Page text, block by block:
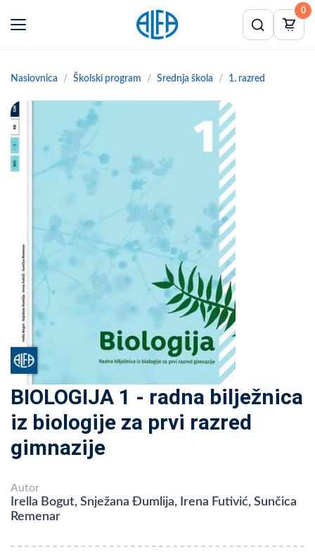
0
Naslovnica Školski program Srednja škola 1. razred
BIOLOGIJA 1 - radna bilježnica
iz biologije za prvi razred
gimnazije
Autor
Irella Bogut, Snježana Đumlija, Irena Futivić, Sunčica
Remenar